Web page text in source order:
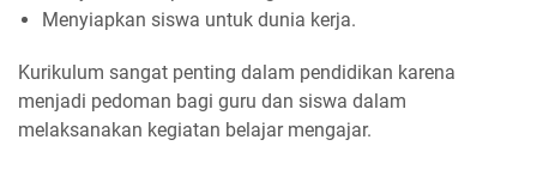
Menyiapkan siswa untuk dunia kerja.
Kurikulum sangat penting dalam pendidikan karena
menjadi pedoman bagi guru dan siswa dalam
melaksanakan kegiatan belajar mengajar.